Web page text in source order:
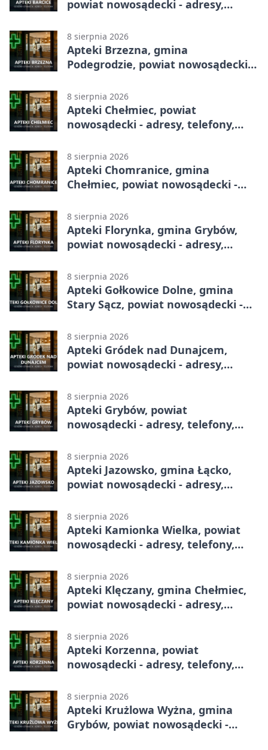
powiat nowosądecki - adresy,
8 sierpnia 2026
Apteki Brzezna, gmina
Podegrodzie, powiat nowosądecki -
8 sierpnia 2026
Apteki Chełmiec, powiat
nowosądecki - adresy, telefony,
8 sierpnia 2026
Apteki Chomranice, gmina
Chełmiec, powiat nowosądecki -
8 sierpnia 2026
Apteki Florynka, gmina Grybów,
powiat nowosądecki - adresy,
8 sierpnia 2026
Apteki Gołkowice Dolne, gmina
Stary Sącz, powiat nowosądecki -
8 sierpnia 2026
Apteki Gródek nad Dunajcem,
powiat nowosądecki - adresy,
8 sierpnia 2026
Apteki Grybów, powiat
nowosądecki - adresy, telefony,
8 sierpnia 2026
Apteki Jazowsko, gmina Łącko,
powiat nowosądecki - adresy,
8 sierpnia 2026
Apteki Kamionka Wielka, powiat
nowosądecki - adresy, telefony,
8 sierpnia 2026
Apteki Klęczany, gmina Chełmiec,
powiat nowosądecki - adresy,
8 sierpnia 2026
Apteki Korzenna, powiat
nowosądecki - adresy, telefony,
8 sierpnia 2026
Apteki Krużlowa Wyżna, gmina
Grybów, powiat nowosądecki -